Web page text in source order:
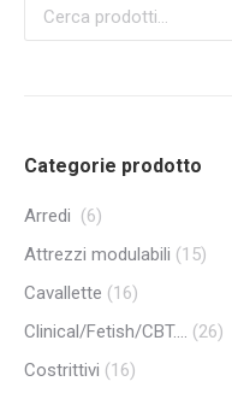
Categorie prodotto
Arredi (6)
Attrezzi modulabili (15)
Cavallette (16)
Clinical/Fetish/CBT.... (26)
Costrittivi (16)